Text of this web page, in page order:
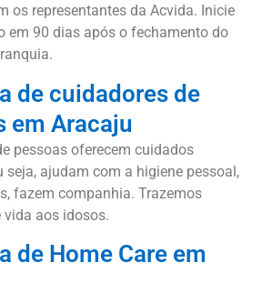
os representantes da Acvida. Inicie
em 90 dias após o fechamento do
de cuidadores de
em Aracaju
pessoas oferecem cuidados
seja, ajudam com a higiene pessoal,
fazem companhia. Trazemos
vida aos idosos.
de Home Care em